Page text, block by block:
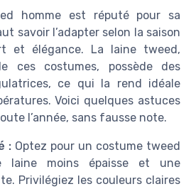
homme est réputé pour sa
savoir l’adapter selon la saison
et élégance. La laine tweed,
ces costumes, possède des
ce qui la rend idéale
Voici quelques astuces
l’année, sans fausse note.
: Optez pour un costume tweed
laine moins épaisse et une
Privilégiez les couleurs claires